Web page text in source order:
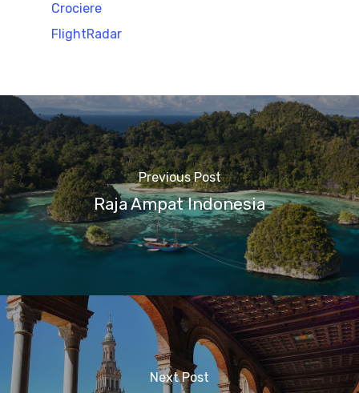
Crociere
FlightRadar
Previous Post
Raja Ampat Indonesia
Next Post